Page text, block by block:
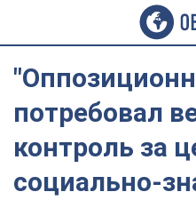
потребовал
контроль за
социально-